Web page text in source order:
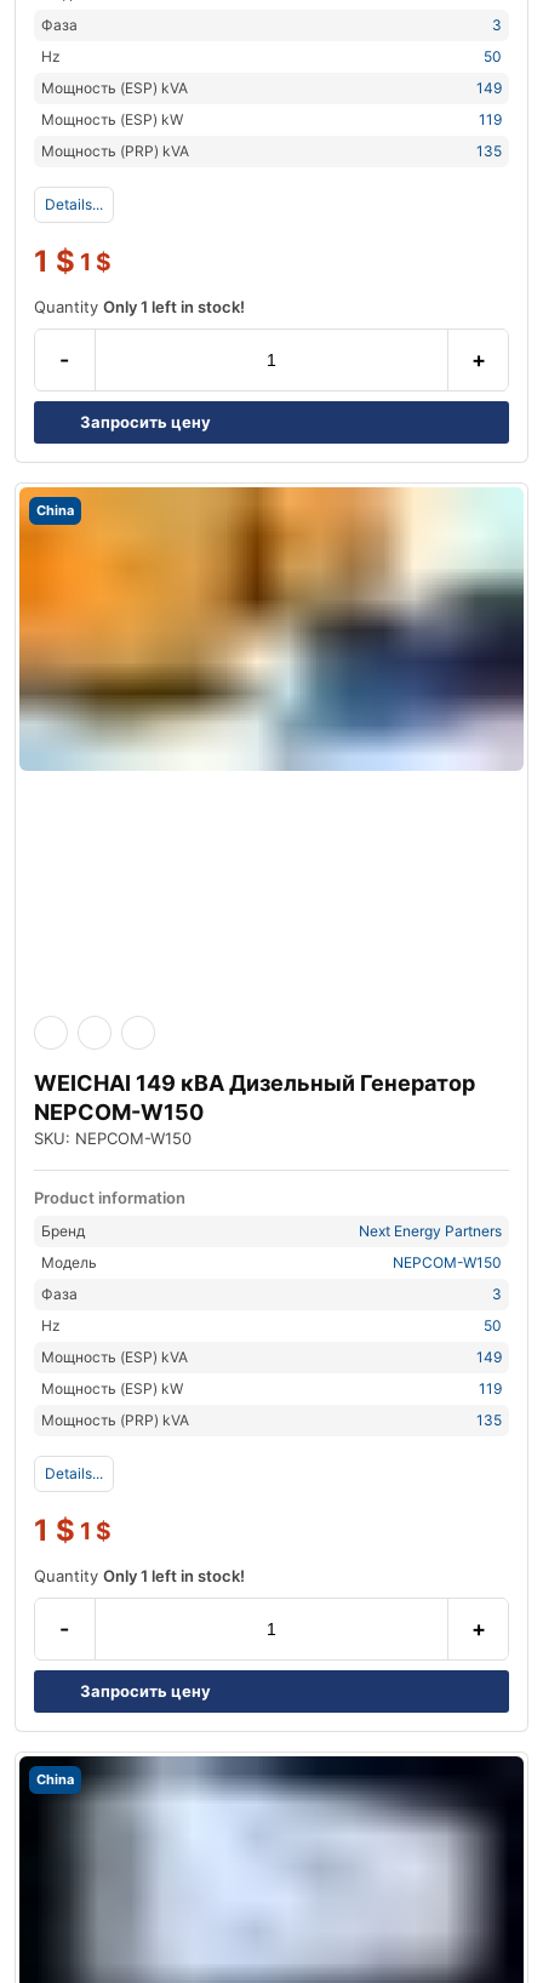
Фаза
3
Hz
50
Мощность (ESP) kVA
149
Мощность (ESP) kW
119
Мощность (PRP) kVA
135
Details...
1 $ 1 $
Quantity Only 1 left in stock!
- +
Запросить цену
China
WEICHAI 149 кВА Дизельный Генератор
NEPCOM-W150
SKU: NEPCOM-W150
Product information
Бренд
Next Energy Partners
Модель
NEPCOM-W150
Фаза
3
Hz
50
Мощность (ESP) kVA
149
Мощность (ESP) kW
119
Мощность (PRP) kVA
135
Details...
1 $ 1 $
Quantity Only 1 left in stock!
- +
Запросить цену
China